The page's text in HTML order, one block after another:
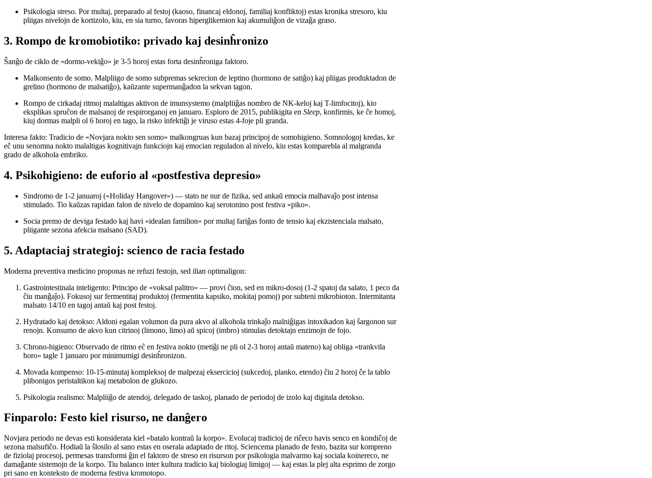
Psikologia streso. Por multaj, preparado al festoj (kaoso, financaj eldonoj, familiaj konfliktoj) estas kronika stresoro, kiu
pliigas nivelojn de kortizolo, kiu, en sia turno, favoras hiperglikemion kaj akumuliĝon de vizaĝa graso.
3. Rompo de kromobiotiko: privado kaj desinĥronizo
Ŝanĝo de ciklo de «dormo-vekiĝo» je 3-5 horoj estas forta desinĥroniga faktoro.
Malkonsento de somo. Malpliigo de somo subpremas sekrecion de leptino (hormono de satiĝo) kaj pliigas produktadon de
grelino (hormono de malsatiĝo), kaŭzante supermanĝadon la sekvan tagon.
Rompo de cirkadaj ritmoj malaltigas aktivon de imunsystemo (malpliiĝas nombro de NK-keloj kaj T-limfocitoj), kio
eksplikas spruĉon de malsanoj de respirorganoj en januaro. Esploro de 2015, publikigita en Sleep, konfirmis, ke ĉe homoj,
kiuj dormas malpli ol 6 horoj en tago, la risko infektiĝi je viruso estas 4-foje pli granda.
Interesa fakto: Tradicio de «Novjara nokto sen somo» malkongruas kun bazaj principoj de somohigieno. Somnologoj kredas, ke
eĉ unu senomna nokto malaltigas kognitivajn funkciojn kaj emocian reguladon al nivelo, kiu estas komparebla al malgranda
grado de alkohola embriko.
4. Psikohigieno: de euforio al «postfestiva depresio»
Sindromo de 1-2 januaroj («Holiday Hangover») — stato ne nur de fizika, sed ankaŭ emocia malhavaĵo post intensa
stimulado. Tio kaŭzas rapidan falon de nivelo de dopamino kaj serotonino post festiva «piko».
Socia premo de deviga festado kaj havi «idealan familion» por multaj fariĝas fonto de tensio kaj ekzistenciala malsato,
pliigante sezona afekcia malsano (SAD).
5. Adaptaciaj strategioj: scienco de racia festado
Moderna preventiva medicino proponas ne refuzi festojn, sed ilian optimaligon:
Gastrointestinala inteligento: Principo de «voksal palitro» — provi ĉion, sed en mikro-dosoj (1-2 spatoj da salato, 1 peco da
ĉiu manĝaĵo). Fokusoj sur fermentitaj produktoj (fermentita kapsiko, mokitaj pomoj) por subteni mikrobioton. Intermitanta
malsato 14/10 en tagoj antaŭ kaj post festoj.
Hydratado kaj detokso: Aldoni egalan volumon da pura akvo al alkohola trinkaĵo malniĝigas intoxikadon kaj ŝargonon sur
renojn. Konsumo de akvo kun citrinoj (limono, limo) aŭ spicoj (imbro) stimulas detoktajn enzimojn de fojo.
Chrono-higieno: Observado de ritmo eĉ en festiva nokto (metiĝi ne pli ol 2-3 horoj antaŭ mateno) kaj obliga «trankvila
horo» tagle 1 januaro por minimumigi desinĥronizon.
Movada kompenso: 10-15-minutaj kompleksoj de malpezaj eksercicioj (sukcedoj, planko, etendo) ĉiu 2 horoj ĉe la tablo
plibonigos peristaltikon kaj metabolon de glukozo.
Psikologia realismo: Malpliiĝo de atendoj, delegado de taskoj, planado de periodoj de izolo kaj digitala detokso.
Finparolo: Festo kiel risurso, ne danĝero
Novjara periodo ne devas esti konsiderata kiel «batalo kontraŭ la korpo». Evolucaj tradicioj de riĉeco havis senco en kondiĉoj de
sezona malsufiĉo. Hodiaŭ la ŝlosilo al sano estas en oserala adaptado de ritoj. Sciencema planado de festo, bazita sur kompreno
de fiziolaj procesoj, permesas transformi ĝin el faktoro de streso en risurson por psikologia malvarmo kaj sociala koinereco, ne
damaĝante sistemojn de la korpo. Tiu balanco inter kultura tradicio kaj biologiaj limigoj — kaj estas la plej alta esprimo de zorgo
pri sano en konteksto de moderna festiva kromotopo.